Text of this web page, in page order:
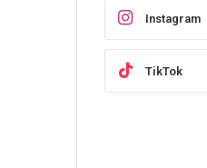
Instagram
TikTok